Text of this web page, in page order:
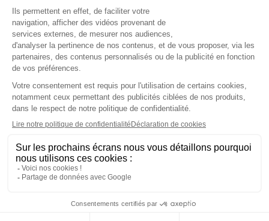
Scholl
1 rouleau de
remplacement râpes
électriques Velvet Smooth
Prix moyen constaté
20,00 €
Scholl
Collants Light Legs Noir